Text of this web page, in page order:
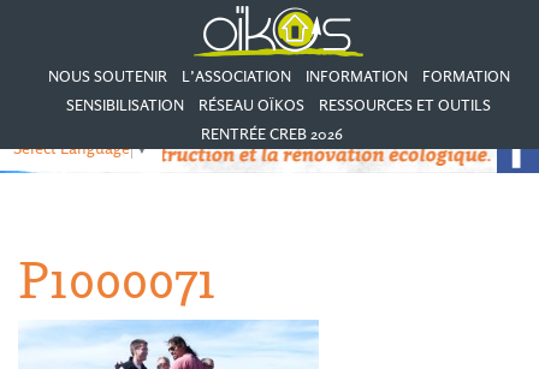
NOUS SOUTENIR L’ASSOCIATION INFORMATION
FORMATION
SENSIBILISATION
RÉSEAU OÏKOS
RESSOURCES ET OUTILS
RENTRÉE CREB 2026
Select Language▼
P1000071